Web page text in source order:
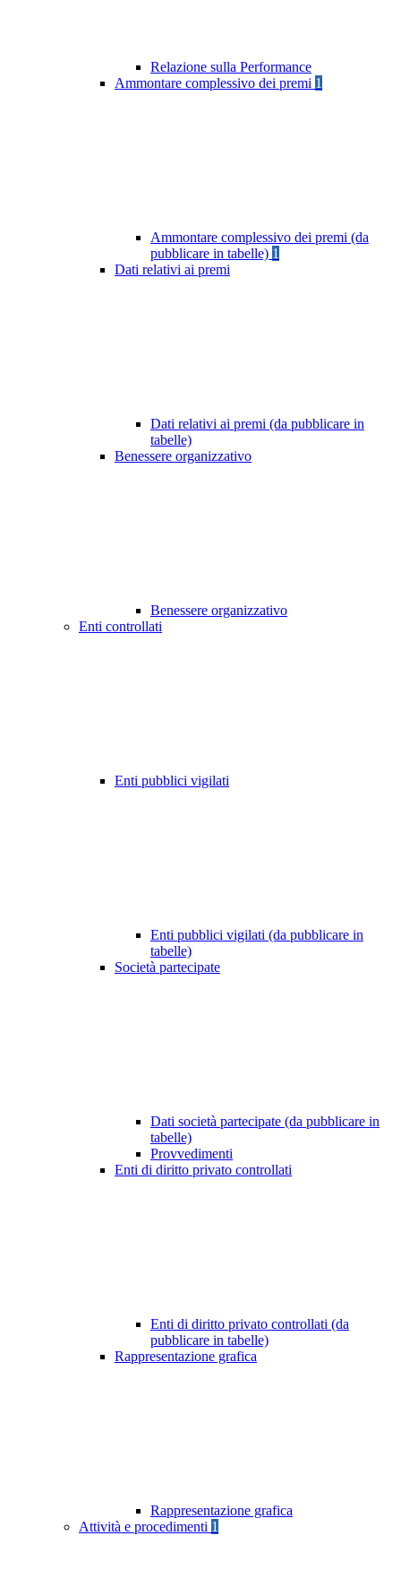
Relazione sulla Performance
Ammontare complessivo dei premi 1
Ammontare complessivo dei premi (da
pubblicare in tabelle) 1
Dati relativi ai premi
Dati relativi ai premi (da pubblicare in
tabelle)
Benessere organizzativo
Benessere organizzativo
Enti controllati
Enti pubblici vigilati
Enti pubblici vigilati (da pubblicare in
tabelle)
Società partecipate
Dati società partecipate (da pubblicare in
tabelle)
Provvedimenti
Enti di diritto privato controllati
Enti di diritto privato controllati (da
pubblicare in tabelle)
Rappresentazione grafica
Rappresentazione grafica
Attività e procedimenti 1